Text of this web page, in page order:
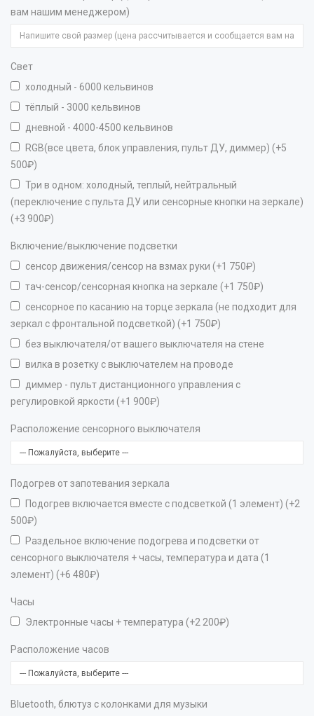
вам нашим менеджером)
Свет
холодный - 6000 кельвинов
тёплый - 3000 кельвинов
дневной - 4000-4500 кельвинов
RGB(все цвета, блок управления, пульт ДУ, диммер) (+5
500₽)
Три в одном: холодный, теплый, нейтральный
(переключение с пульта ДУ или сенсорные кнопки на зеркале)
(+3 900₽)
Включение/выключение подсветки
сенсор движения/сенсор на взмах руки (+1 750₽)
тач-сенсор/сенсорная кнопка на зеркале (+1 750₽)
сенсорное по касанию на торце зеркала (не подходит для
зеркал с фронтальной подсветкой) (+1 750₽)
без выключателя/от вашего выключателя на стене
вилка в розетку с выключателем на проводе
диммер - пульт дистанционного управления с
регулировкой яркости (+1 900₽)
Расположение сенсорного выключателя
Подогрев от запотевания зеркала
Подогрев включается вместе с подсветкой (1 элемент) (+2
500₽)
Раздельное включение подогрева и подсветки от
сенсорного выключателя + часы, температура и дата (1
элемент) (+6 480₽)
Часы
Электронные часы + температура (+2 200₽)
Расположение часов
Bluetooth, блютуз с колонками для музыки